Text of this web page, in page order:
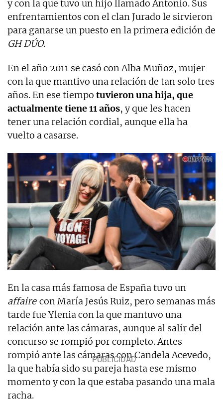
y con la que tuvo un hijo llamado Antonio. Sus
enfrentamientos con el clan Jurado le sirvieron
para ganarse un puesto en la primera edición de
GH DÚO.
En el año 2011 se casó con Alba Muñoz, mujer
con la que mantivo una relación de tan solo tres
años. En ese tiempo tuvieron una hija, que
actualmente tiene 11 años, y que les hacen
tener una relación cordial, aunque ella ha
vuelto a casarse.
En la casa más famosa de España tuvo un
affaire con María Jesús Ruiz, pero semanas más
tarde fue Ylenia con la que mantuvo una
relación ante las cámaras, aunque al salir del
concurso se rompió por completo. Antes
rompió ante las cámaras con Candela Acevedo,
la que había sido su pareja hasta ese mismo
momento y con la que estaba pasando una mala
racha.